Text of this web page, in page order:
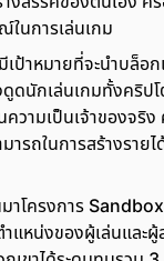
ในการเล่นเกม
ป้าหมายที่จะนำบล็อก
นักเล่นเกมทั้งคริปโ
ความเป็นเจ้าของจริ
รถในการสร้างรายไ
มาโครงการ
แหน่งของผู้เล่นและ